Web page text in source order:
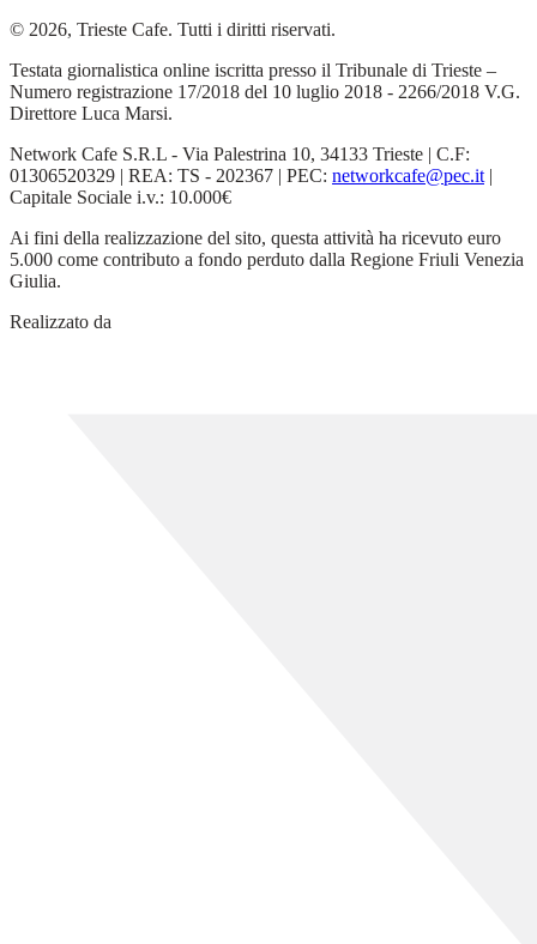
© 2026, Trieste Cafe. Tutti i diritti riservati.
Testata giornalistica online iscritta presso il Tribunale di Trieste –
Numero registrazione 17/2018 del 10 luglio 2018 - 2266/2018 V.G.
Direttore Luca Marsi.
Network Cafe S.R.L - Via Palestrina 10, 34133 Trieste | C.F:
01306520329 | REA: TS - 202367 | PEC: networkcafe@pec.it |
Capitale Sociale i.v.: 10.000€
Ai fini della realizzazione del sito, questa attività ha ricevuto euro
5.000 come contributo a fondo perduto dalla Regione Friuli Venezia
Giulia.
Realizzato da